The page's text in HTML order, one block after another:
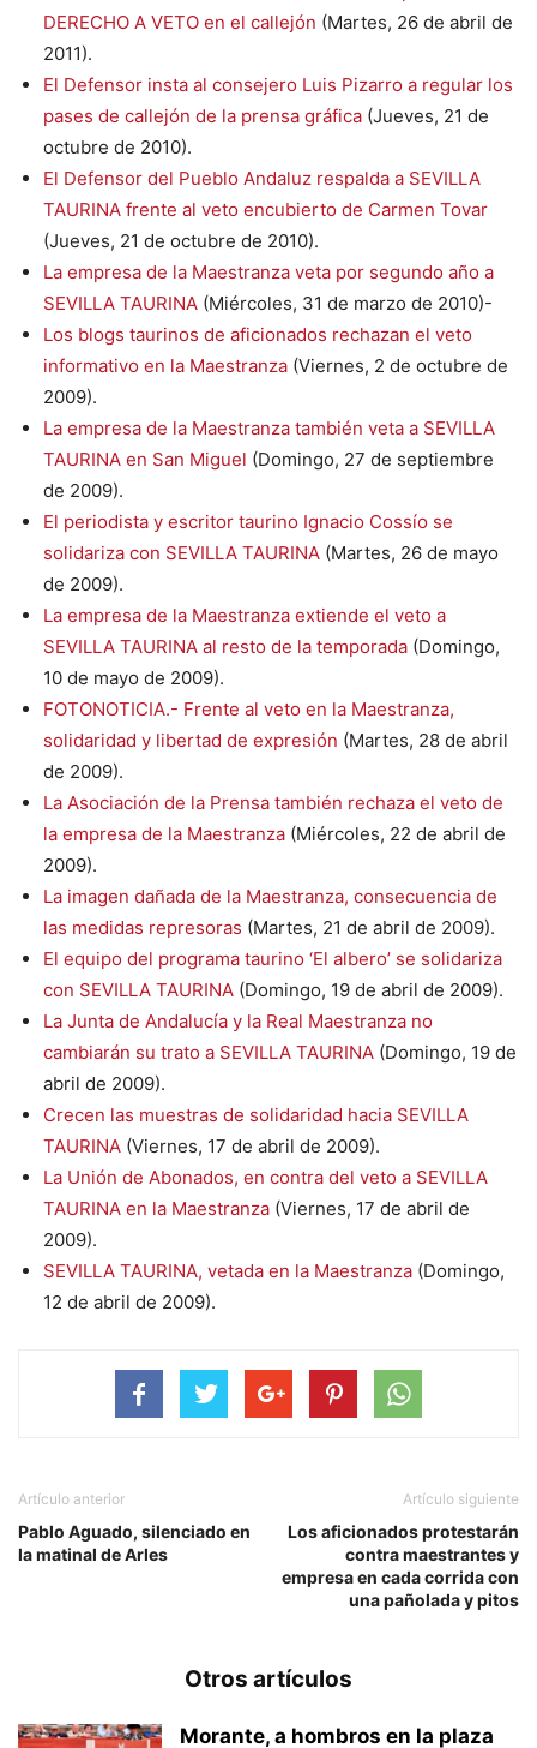
DERECHO A VETO en el callejón (Martes, 26 de abril de
2011).
El Defensor insta al consejero Luis Pizarro a regular los
pases de callejón de la prensa gráfica (Jueves, 21 de
octubre de 2010).
El Defensor del Pueblo Andaluz respalda a SEVILLA
TAURINA frente al veto encubierto de Carmen Tovar
(Jueves, 21 de octubre de 2010).
La empresa de la Maestranza veta por segundo año a
SEVILLA TAURINA (Miércoles, 31 de marzo de 2010)-
Los blogs taurinos de aficionados rechazan el veto
informativo en la Maestranza (Viernes, 2 de octubre de
2009).
La empresa de la Maestranza también veta a SEVILLA
TAURINA en San Miguel (Domingo, 27 de septiembre
de 2009).
El periodista y escritor taurino Ignacio Cossío se
solidariza con SEVILLA TAURINA (Martes, 26 de mayo
de 2009).
La empresa de la Maestranza extiende el veto a
SEVILLA TAURINA al resto de la temporada (Domingo,
10 de mayo de 2009).
FOTONOTICIA.- Frente al veto en la Maestranza,
solidaridad y libertad de expresión (Martes, 28 de abril
de 2009).
La Asociación de la Prensa también rechaza el veto de
la empresa de la Maestranza (Miércoles, 22 de abril de
2009).
La imagen dañada de la Maestranza, consecuencia de
las medidas represoras (Martes, 21 de abril de 2009).
El equipo del programa taurino ‘El albero’ se solidariza
con SEVILLA TAURINA (Domingo, 19 de abril de 2009).
La Junta de Andalucía y la Real Maestranza no
cambiarán su trato a SEVILLA TAURINA (Domingo, 19 de
abril de 2009).
Crecen las muestras de solidaridad hacia SEVILLA
TAURINA (Viernes, 17 de abril de 2009).
La Unión de Abonados, en contra del veto a SEVILLA
TAURINA en la Maestranza (Viernes, 17 de abril de
2009).
SEVILLA TAURINA, vetada en la Maestranza (Domingo,
12 de abril de 2009).
Artículo anterior
Pablo Aguado, silenciado en
la matinal de Arles
Artículo siguiente
Los aficionados protestarán
contra maestrantes y
empresa en cada corrida con
una pañolada y pitos
Otros artículos
Morante, a hombros en la plaza